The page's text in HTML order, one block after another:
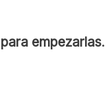
empezarlas.